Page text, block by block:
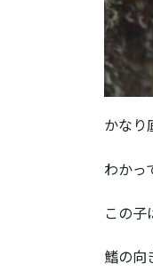
かなり
わかっ
この子
鰭の向